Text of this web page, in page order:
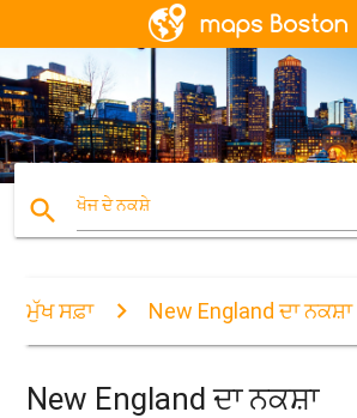
search ਖੋਜ ਦੇ ਨਕਸ਼ੇ
ਮੁੱਖ ਸਫ਼ਾ New England ਦਾ ਨਕਸ਼ਾ
New England ਦਾ ਨਕਸ਼ਾ